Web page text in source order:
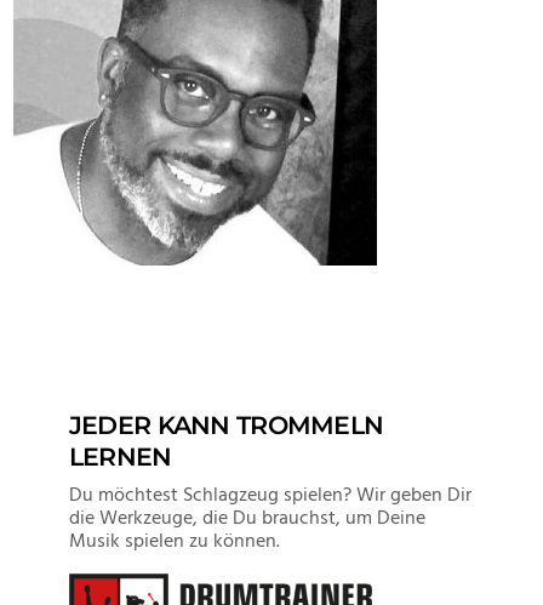
JEDER KANN TROMMELN
LERNEN
Du möchtest Schlagzeug spielen? Wir geben Dir
die Werkzeuge, die Du brauchst, um Deine
Musik spielen zu können.